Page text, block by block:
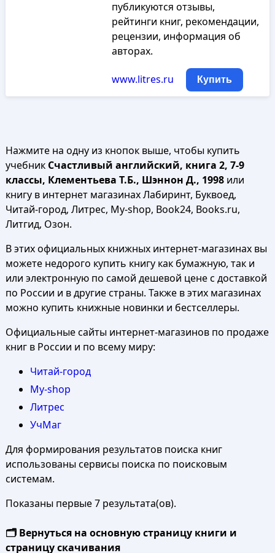
публикуются отзывы,
рейтинги книг, рекомендации,
рецензии, информация об
авторах.
www.litres.ru Купить
Нажмите на одну из кнопок выше, чтобы купить
учебник Счастливый английский, книга 2, 7-9
классы, Клементьева Т.Б., Шэннон Д., 1998или
книгу в интернет магазинах Лабиринт, Буквоед,
Читай-город, Литрес, My-shop, Book24, Books.ru,
Литгид, Озон.
В этих официальных книжных интернет-магазинах вы
можете недорого купить книгу как бумажную, так и
или электронную по самой дешевой цене с доставкой
по России и в другие страны. Также в этих магазинах
можно купить книжные новинки и бестселлеры.
Официальные сайты интернет-магазинов по продаже
книг в России и по всему миру:
Читай-город
My-shop
Литрес
УчМаг
Для формирования результатов поиска книг
использованы сервисы поиска по поисковым
системам.
Показаны первые 7 результата(ов).
🗂️ Вернуться на основную страницу книги и
страницу скачивания